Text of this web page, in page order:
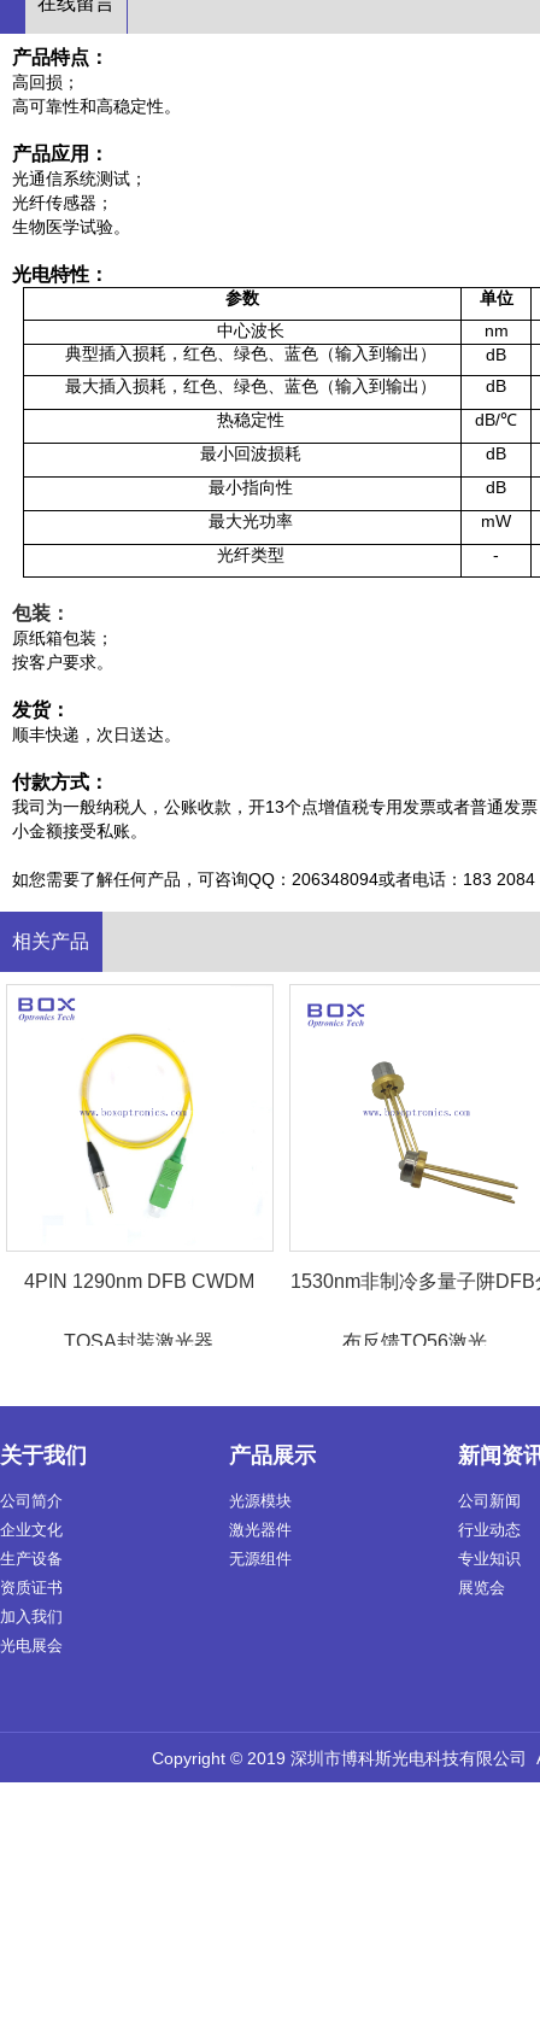
产品特点：
高回损；
高可靠性和高稳定性。
产品应用：
光通信系统测试；
光纤传感器；
生物医学试验。
光电特性：
参数
单位
中心波长
nm
典型插入损耗，红色、绿色、蓝色（输入到输出）
dB
最大插入损耗，红色、绿色、蓝色（输入到输出）
dB
热稳定性
dB/℃
最小回波损耗
dB
最小指向性
dB
最大光功率
mW
光纤类型
-
包装：
原纸箱包装；
按客户要求。
发货：
顺丰快递，次日送达。
付款方式：
我司为一般纳税人，公账收款，开13个点增值税专用发票或者普通发
小金额接受私账。
如您需要了解任何产品，可咨询QQ：206348094或者电话：183
相关产品
1290nm DFB CWDM
TOSA封装激光器
1530nm非制冷多量子阱DFB分
布反馈TO56激光...
关于我们
公司简介
企业文化
生产设备
资质证书
加入我们
光电展会
产品展示
光源模块
激光器件
无源组件
新闻资
公司新闻
行业动态
专业知识
展览会
Copyright © 2019 深圳市博科斯光电科技